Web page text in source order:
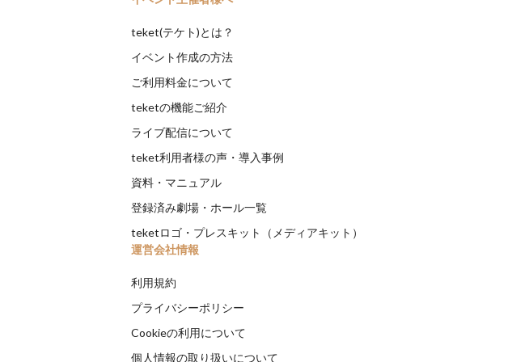
teket(テケト)とは？
イベント作成の方法
ご利用料金について
teketの機能ご紹介
ライブ配信について
teket利用者様の声・導入事例
資料・マニュアル
登録済み劇場・ホール一覧
teketロゴ・プレスキット（メディアキット）
運営会社情報
利用規約
プライバシーポリシー
Cookieの利用について
個人情報の取り扱いについて